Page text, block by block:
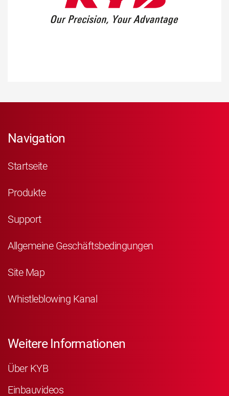
Navigation
Startseite
Produkte
Support
Allgemeine Geschäftsbedingungen
Site Map
Whistleblowing Kanal
Weitere Informationen
Über KYB
Einbauvideos